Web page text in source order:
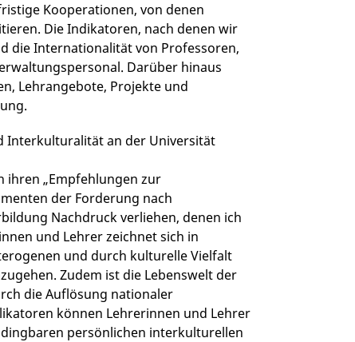
Kooperationen, von denen
Die Indikatoren, nach denen wir
die Internationalität von Professoren,
Darüber hinaus
Lehrangebote, Projekte und
Interkulturalität an der Universität
ihren „Empfehlungen zur
der Forderung nach
Nachdruck verliehen, denen ich
und Lehrer zeichnet sich in
und durch kulturelle Vielfalt
Zudem ist die Lebenswelt der
die Auflösung nationaler
können Lehrerinnen und Lehrer
persönlichen interkulturellen